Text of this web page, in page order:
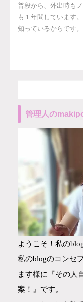
普段から、外出時も
も１年間しています
知っているからです
管理人の
ようこそ！私の
私のblogのコンセ
ます様に『その人
案！』です。